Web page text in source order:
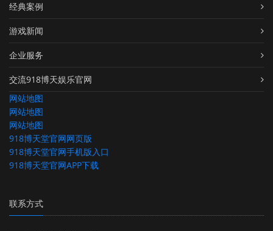
经典案例
游戏新闻
企业服务
交流918博天娱乐官网
网站地图
网站地图
网站地图
918博天堂官网网页版
918博天堂官网手机版入口
918博天堂官网APP下载
联系方式